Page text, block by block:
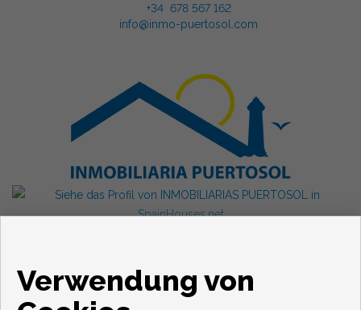
+34 678 567 162
info@inmo-puertosol.com
Verwendung von